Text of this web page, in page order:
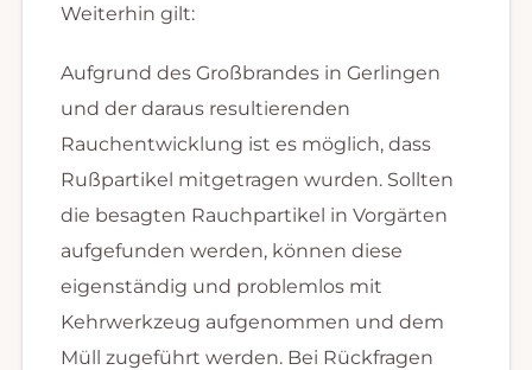
Weiterhin gilt:
Aufgrund des Großbrandes in Gerlingen
und der daraus resultierenden
Rauchentwicklung ist es möglich, dass
Rußpartikel mitgetragen wurden. Sollten
die besagten Rauchpartikel in Vorgärten
aufgefunden werden, können diese
eigenständig und problemlos mit
Kehrwerkzeug aufgenommen und dem
Müll zugeführt werden. Bei Rückfragen